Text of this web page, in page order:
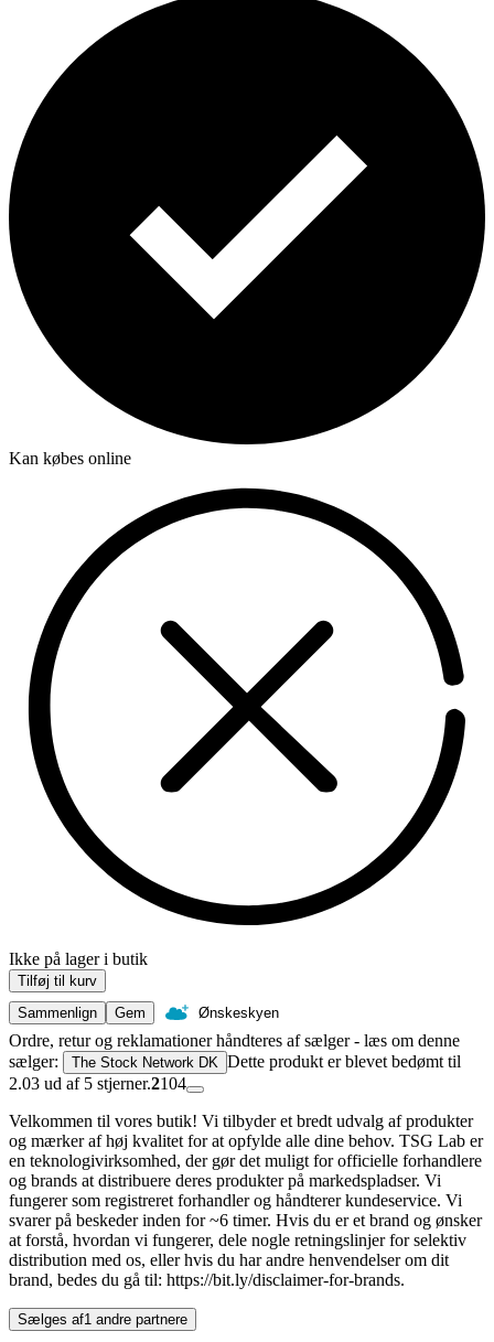
Kan købes online
Ikke på lager i butik
Tilføj til kurv
Sammenlign
Gem Ønskeskyen
Ordre, retur og reklamationer håndteres af sælger - læs om denne
sælger:
The Stock Network DK Dette produkt er blevet bedømt til
2.03 ud af 5 stjerner.2104
Velkommen til vores butik! Vi tilbyder et bredt udvalg af produkter
og mærker af høj kvalitet for at opfylde alle dine behov. TSG Lab er
en teknologivirksomhed, der gør det muligt for officielle forhandlere
og brands at distribuere deres produkter på markedspladser. Vi
fungerer som registreret forhandler og håndterer kundeservice. Vi
svarer på beskeder inden for ~6 timer. Hvis du er et brand og ønsker
at forstå, hvordan vi fungerer, dele nogle retningslinjer for selektiv
distribution med os, eller hvis du har andre henvendelser om dit
brand, bedes du gå til: https://bit.ly/disclaimer-for-brands.
Sælges af1 andre partnere